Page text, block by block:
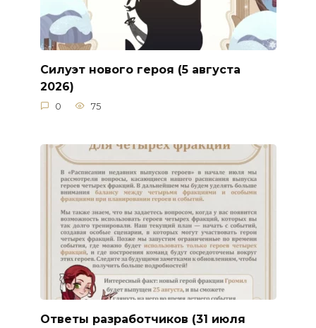
Силуэт нового героя (5 августа
2026)
0 75
Ответы разработчиков (31 июля